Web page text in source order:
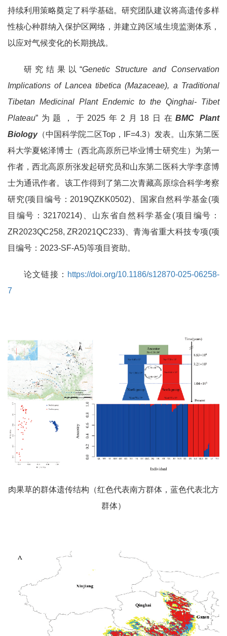
持续利用策略奠定了科学基础。研究团队建议将高遗传多样
性核心种群纳入保护区网络，并建立跨区域生境监测体系，
以应对气候变化的长期挑战。
研究结果以“Genetic Structure and Conservation
Implications of Lancea tibetica (Mazaceae), a Traditional
Tibetan Medicinal Plant Endemic to the Qinghai- Tibet
Plateau”为题，于2025年2月18日在BMC Plant
Biology（中国科学院二区Top，IF=4.3）发表。山东第二医
科大学夏铭泽博士（西北高原所已毕业博士研究生）为第一
作者，西北高原所张发起研究员和山东第二医科大学李彦博
士为通讯作者。该工作得到了第二次青藏高原综合科学考察
研究(项目编号：2019QZKK0502)、国家自然科学基金(项
目编号：32170214)、山东省自然科学基金(项目编号：
ZR2023QC258, ZR2021QC233)、青海省重大科技专项(项
目编号：2023-SF-A5)等项目资助。
论文链接： https://doi.org/10.1186/s12870-025-06258-
7
肉果草的群体遗传结构（红色代表南方群体，蓝色代表北方
群体）